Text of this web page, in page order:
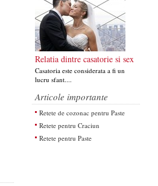
Relatia dintre casatorie si sex
Casatoria este considerata a fi un
lucru sfant....
Articole importante
Retete de cozonac pentru Paste
Retete pentru Craciun
Retete pentru Paste